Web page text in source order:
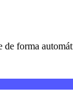
de forma